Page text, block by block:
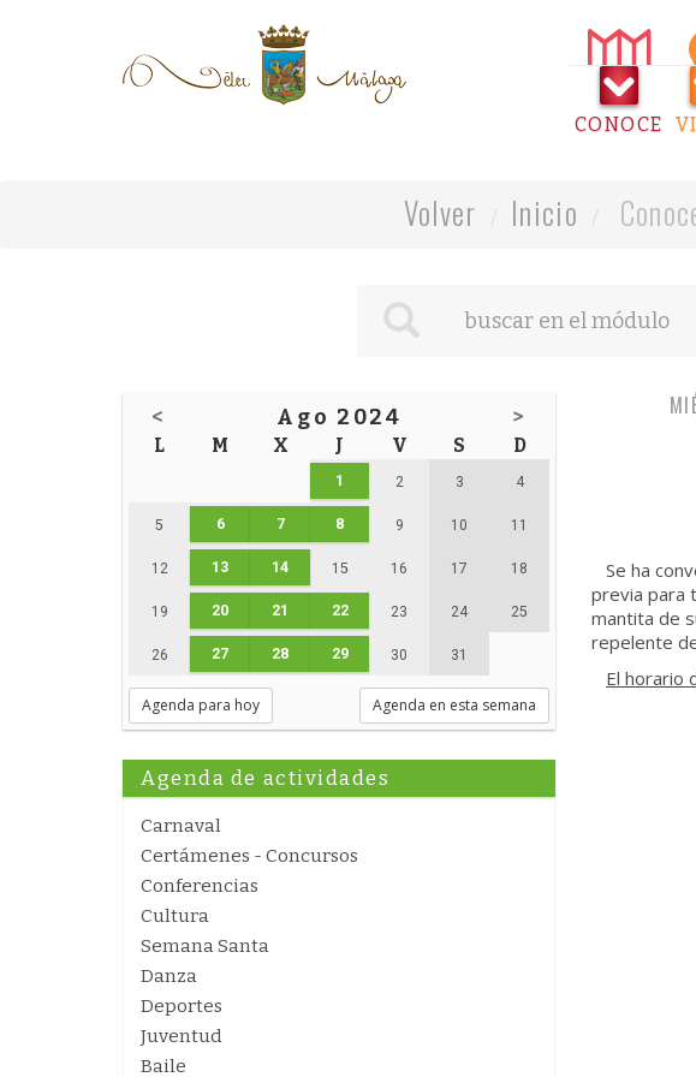
CONOCE
Volver Inicio
< Ago 2024 >
L M X J V S D
1 2 3 4
5 6 7 8 9 10 11
12 13 14 15 16 17 18
19 20 21 22 23 24 25
26 27 28 29 30 31
Agenda para hoy Agenda en esta semana
Agenda de actividades
Carnaval
Certámenes - Concursos
Conferencias
Cultura
Semana Santa
Danza
Deportes
Juventud
Baile
Se ha
previa para
mantita de
repelente
El horario